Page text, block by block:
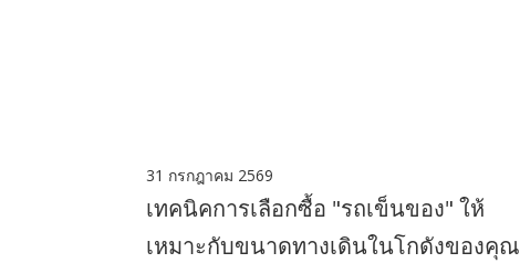
31 กรกฎาคม 2569
เทคนิคการเลือกซื้อ "รถเข็นของ" ให้
เหมาะกับขนาดทางเดินในโกดังของคุณ